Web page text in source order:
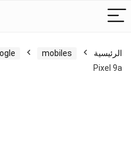
الرئيسية mobiles
Pixel 9a